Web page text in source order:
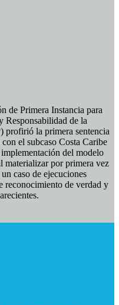
de Primera Instancia para
Responsabilidad de la
profirió la primera sentencia
el subcaso Costa Caribe
del modelo
materializar por primera vez
caso de ejecuciones
reconocimiento de verdad y